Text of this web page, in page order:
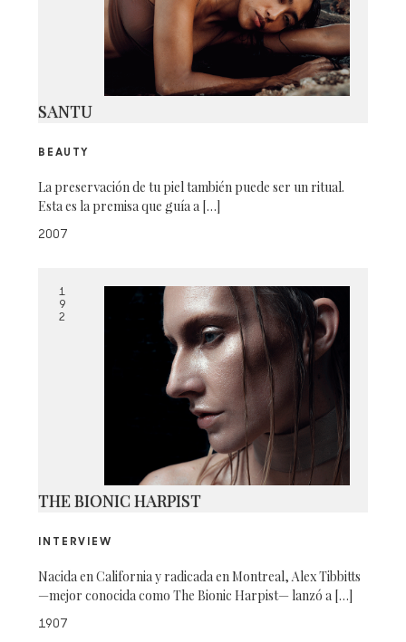
SANTU
BEAUTY
La preservación de tu piel también puede ser un ritual.
Esta es la premisa que guía a […]
2007
1
9
2
THE BIONIC HARPIST
INTERVIEW
Nacida en California y radicada en Montreal, Alex Tibbitts
—mejor conocida como The Bionic Harpist— lanzó a […]
1907